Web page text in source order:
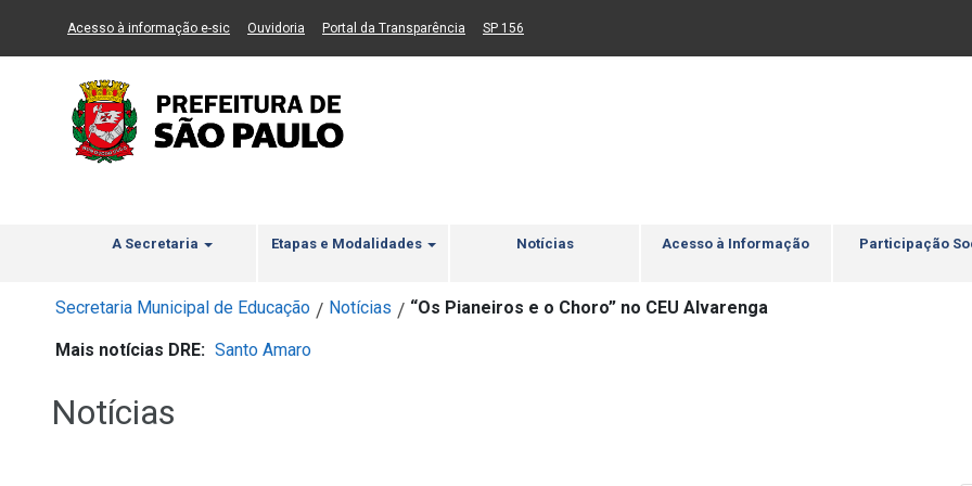
Ir ao Conteúdo Ir para menu principal 2 Ir para busca Ir para rodapé
Acesso à informação e-sic(Link para um novo sítio)
Ouvidoria (Link para um novo sítio)
Portal da Transparência (Link para um novo sítio)
SP 156
A Secretaria Etapas e Modalidades Notícias Acesso à Informação Participação
Secretaria Municipal de Educação / Notícias / “Os Pianeiros e o Choro” no CEU Alvarenga
Mais notícias DRE: Santo Amaro
Notícias